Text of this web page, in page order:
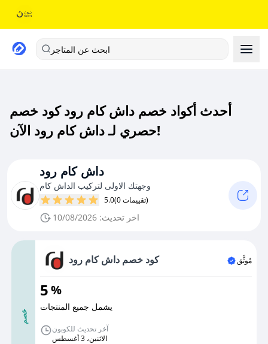
ابحث عن المتاجر
أحدث أكواد خصم داش كام رود كود خصم
حصري لـ داش كام رود الآن!
داش كام رود
وجهتك الاولى لتركيب الداش كام
5.0 (0 تقييمات)
اخر تحديث: 10/08/2026
خصم
كود خصم داش كام رود مُوثَّق
5%
يشمل جميع المنتجات
آخر تحديث للكوبون
الاثنين، 3 أغسطس